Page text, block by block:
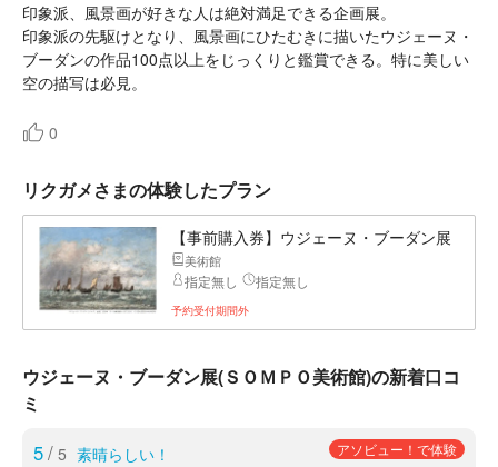
印象派、風景画が好きな人は絶対満足できる企画展。
印象派の先駆けとなり、風景画にひたむきに描いたウジェーヌ・
ブーダンの作品100点以上をじっくりと鑑賞できる。特に美しい
空の描写は必見。
0
リクガメさまの体験したプラン
【事前購入券】ウジェーヌ・ブーダン展
美術館
指定無し 指定無し
予約受付期間外
ウジェーヌ・ブーダン展(ＳＯＭＰＯ美術館)の新着口コ
ミ
5/ 5 素晴らしい！ アソビュー！で体験